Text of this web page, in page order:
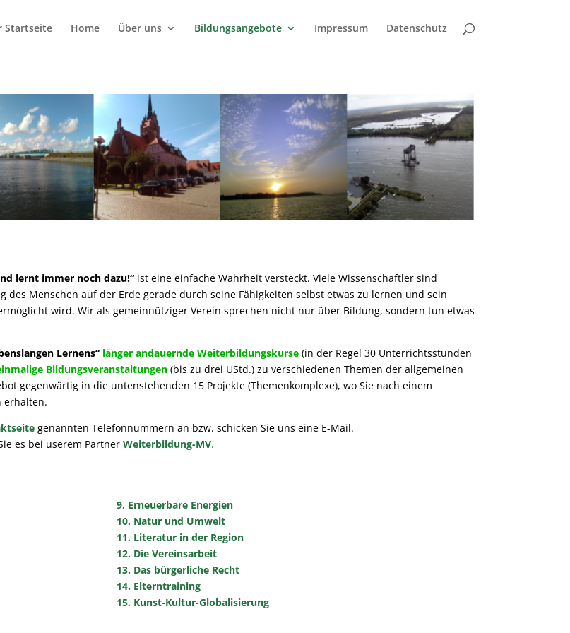
Startseite Home Über uns Bildungsangebote Impressum Datenschutz
lernt immer noch dazu!“ ist eine einfache Wahrheit versteckt. Viele Wissenschaftler sind
Menschen auf der Erde gerade durch seine Fähigkeiten selbst etwas zu lernen und sein
wird. Wir als gemeinnütziger Verein sprechen nicht nur über Bildung, sondern tun etwas
Lernens“ länger andauernde Weiterbildungskurse (in der Regel 30 Unterrichtsstunden
Bildungsveranstaltungen (bis zu drei UStd.) zu verschiedenen Themen der allgemeinen
gegenwärtig in die untenstehenden 15 Projekte (Themenkomplexe), wo Sie nach einem
erhalten.
genannten Telefonnummern an bzw. schicken Sie uns eine E-Mail.
es bei userem PartnerWeiterbildung-MV.
9. Erneuerbare Energien
10. Natur und Umwelt
11. Literatur in der Region
12. Die Vereinsarbeit
13. Das bürgerliche Recht
14. Elterntraining
15. Kunst-Kultur-Globalisierung